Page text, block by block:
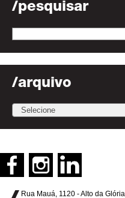
/pesquisar
/arquivo
Rua Mauá, 1120 - Alto da Glória